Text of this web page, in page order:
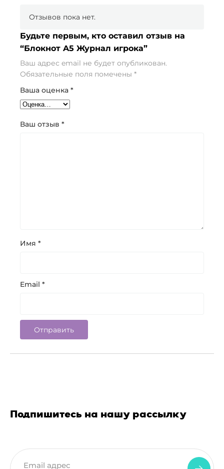
Отзывов пока нет.
Будьте первым, кто оставил отзыв на
“Блокнот A5 Журнал игрока”
Ваш адрес email не будет опубликован.
Обязательные поля помечены *
Ваша оценка *
Ваш отзыв *
Имя *
Email *
Подпишитесь на нашу рассылку